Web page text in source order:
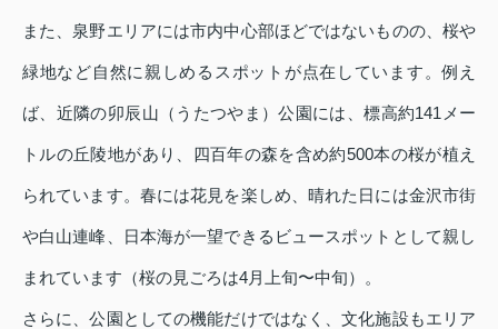
また、泉野エリアには市内中心部ほどではないものの、桜や
緑地など自然に親しめるスポットが点在しています。例え
ば、近隣の卯辰山（うたつやま）公園には、標高約141メー
トルの丘陵地があり、四百年の森を含め約500本の桜が植え
られています。春には花見を楽しめ、晴れた日には金沢市街
や白山連峰、日本海が一望できるビュースポットとして親し
まれています（桜の見ごろは4月上旬〜中旬）。
さらに、公園としての機能だけではなく、文化施設もエリア